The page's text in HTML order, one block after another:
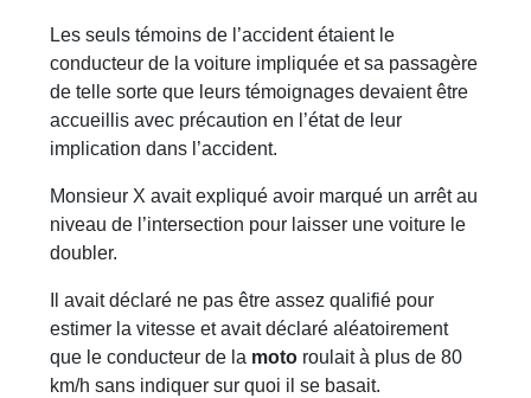
Les seuls témoins de l’accident étaient le
conducteur de la voiture impliquée et sa passagère
de telle sorte que leurs témoignages devaient être
accueillis avec précaution en l’état de leur
implication dans l’accident.
Monsieur X avait expliqué avoir marqué un arrêt au
niveau de l’intersection pour laisser une voiture le
doubler.
Il avait déclaré ne pas être assez qualifié pour
estimer la vitesse et avait déclaré aléatoirement
que le conducteur de la moto roulait à plus de 80
km/h sans indiquer sur quoi il se basait.